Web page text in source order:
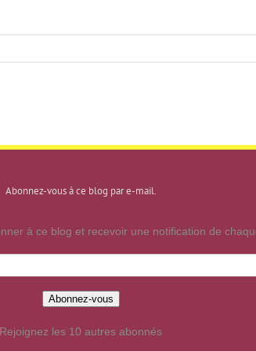
Abonnez-vous à ce blog par e-mail.
à ce blog et recevoir une notification de
Abonnez-vous
Rejoignez les 10 autres abonnés